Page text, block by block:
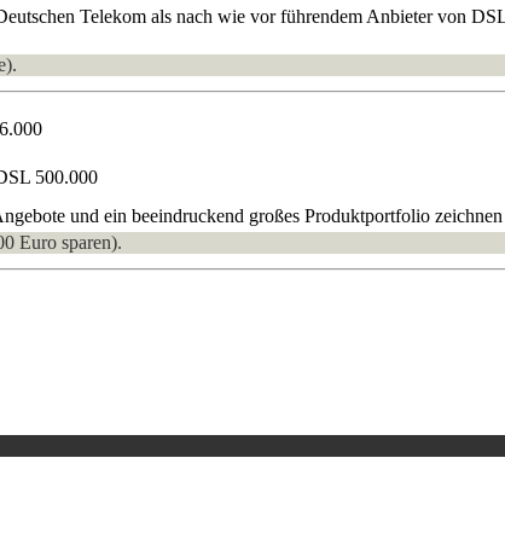
Telekom als nach wie vor führendem Anbieter von
500.000
und ein beeindruckend großes Produktportfolio
Euro sparen).